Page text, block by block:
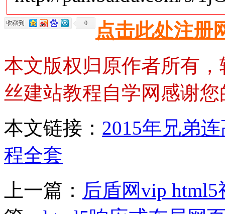
点击此处注册
0
本文版权归原作者所有
丝建站教程自学网感谢
本文链接： 2015年兄弟
程全套
上一篇： 后盾网vip